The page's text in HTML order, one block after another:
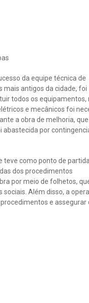
da equipe técnica de
mais antigos da cidade, foi
todos os equipamentos,
e mecânicos foi
a obra de melhoria,
abastecida por
teve como ponto de
dos procedimentos
por meio de folhetos,
Além disso, a
e assegurar